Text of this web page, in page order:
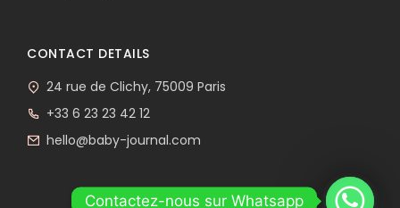
CONTACT DETAILS
24 rue de Clichy, 75009 Paris
+33 6 23 23 42 12
hello@baby-journal.com
Contactez-nous sur Whatsapp